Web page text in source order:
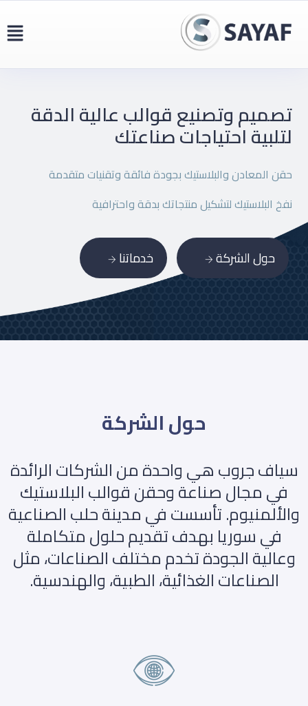
تصميم وتصنيع قوالب عاليةالدقة
لتلبية احتياجات صناعتك
حقن المعادن والبلاستيك بجودة فائقة وتقنيات متقدمة
نفخ البلاستيك لتشكيل منتجاتك بدقة واحترافية
حول الشركة خدماتنا
حول الشركة
سياف جروب هي واحدة من الشركات الرائدة
في مجال صناعة وحقن قوالب البلاستيك
والألمنيوم. تأسست في مدينة حلب الصناعية
في سوريا بهدف تقديم حلول متكاملة
وعالية الجودة تخدم مختلف الصناعات، مثل
الصناعات الغذائية، الطبية، والهندسية.